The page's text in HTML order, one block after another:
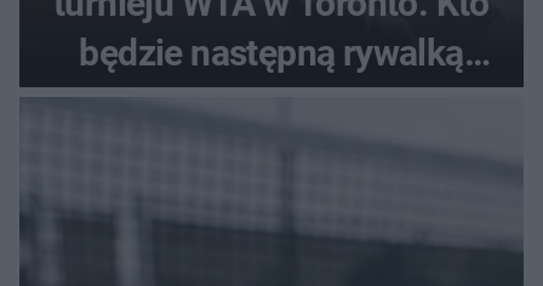
będzie następną rywalką
Polki?